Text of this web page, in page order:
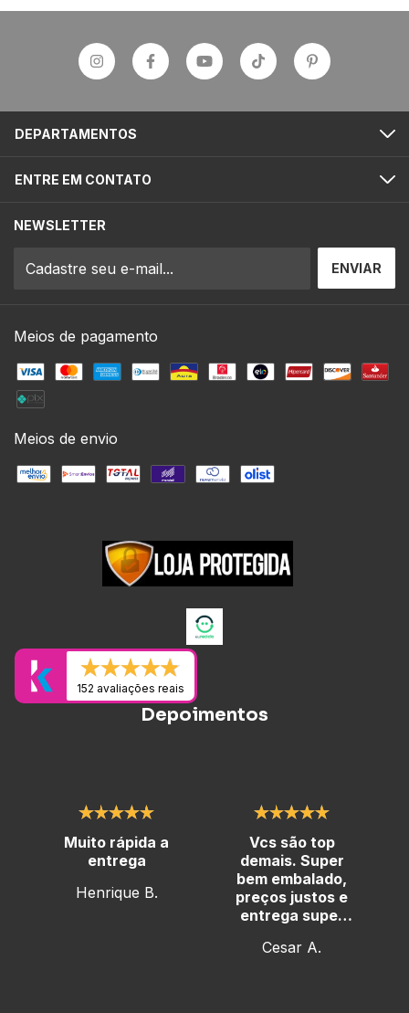
DEPARTAMENTOS
ENTRE EM CONTATO
NEWSLETTER
Meios de pagamento
Meios de envio
152 avaliações reais
Depoimentos
Muito rápida a
entrega
Henrique B.
Vcs são top
demais. Super
bem embalado,
preços justos e
entrega super
Cesar A.